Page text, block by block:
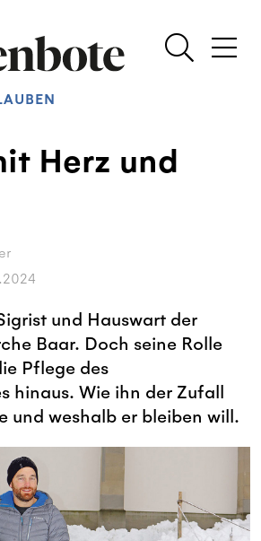
Herz und
und Hauswart der
Baar. Doch seine Rolle
Pflege des
hinaus. Wie ihn der Zufall
und weshalb er bleiben will.